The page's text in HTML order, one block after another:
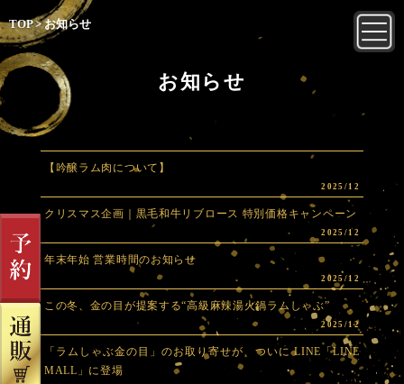
TOP>お知らせ
お知らせ
【吟醸ラム肉について】
2025/12
クリスマス企画｜黒毛和牛リブロース 特別価格キャンペーン
2025/12
年末年始 営業時間のお知らせ
2025/12
この冬、金の目が提案する“高級麻辣湯火鍋ラムしゃぶ”
2025/12
「ラムしゃぶ金の目」のお取り寄せが、ついに LINE「LINE
MALL」に登場